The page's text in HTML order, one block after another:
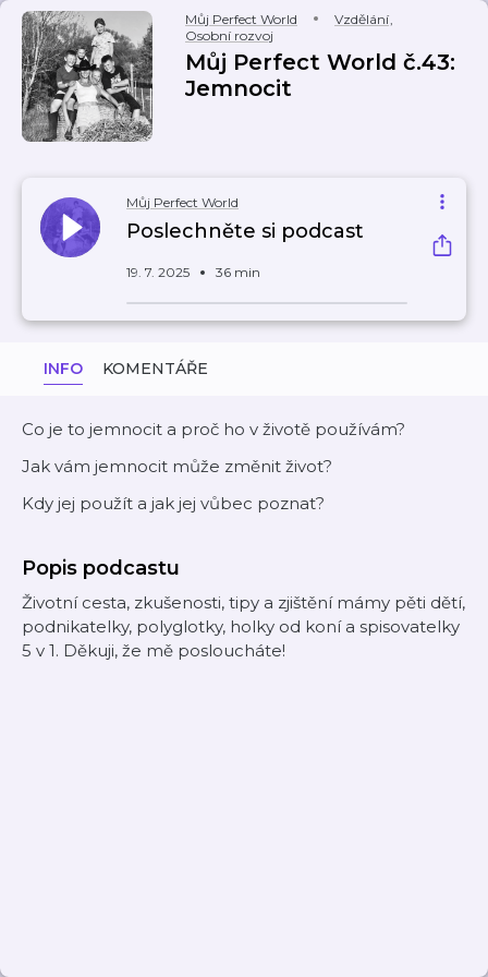
Můj Perfect World Vzdělání,
Osobní rozvoj
Můj Perfect World č.43:
Jemnocit
Můj Perfect World
Poslechněte si podcast
19. 7. 2025 36 min
INFO KOMENTÁŘE
Co je to jemnocit a proč ho v životě používám?
Jak vám jemnocit může změnit život?
Kdy jej použít a jak jej vůbec poznat?
Popis podcastu
Životní cesta, zkušenosti, tipy a zjištění mámy pěti dětí,
podnikatelky, polyglotky, holky od koní a spisovatelky
5 v 1. Děkuji, že mě posloucháte!